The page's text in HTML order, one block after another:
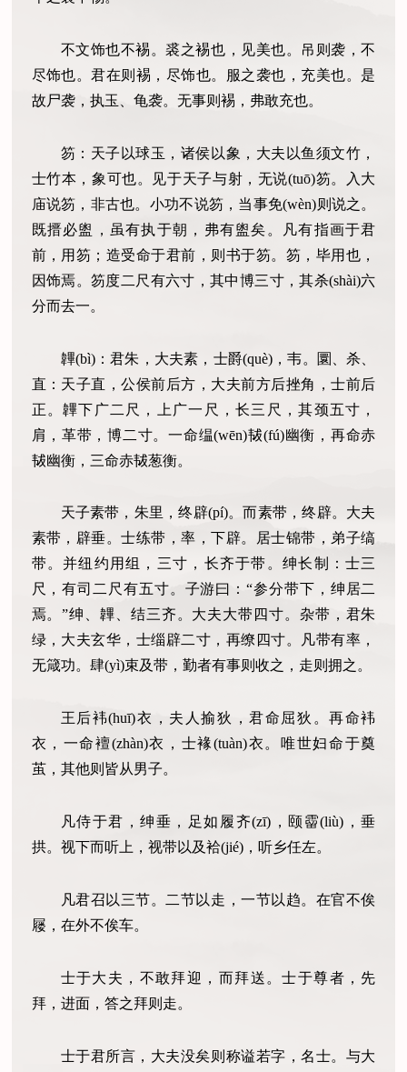
不文饰也不裼。裘之裼也，见美也。吊则袭，不
尽饰也。君在则裼，尽饰也。服之袭也，充美也。是
故尸袭，执玉、龟袭。无事则裼，弗敢充也。
笏：天子以球玉，诸侯以象，大夫以鱼须文竹，
士竹本，象可也。见于天子与射，无说(tuō)笏。入大
庙说笏，非古也。小功不说笏，当事免(wèn)则说之。
既搢必盥，虽有执于朝，弗有盥矣。凡有指画于君
前，用笏；造受命于君前，则书于笏。笏，毕用也，
因饰焉。笏度二尺有六寸，其中博三寸，其杀(shài)六
分而去一。
韠(bì)：君朱，大夫素，士爵(què)，韦。圜、杀、
直：天子直，公侯前后方，大夫前方后挫角，士前后
正。韠下广二尺，上广一尺，长三尺，其颈五寸，
肩，革带，博二寸。一命缊(wēn)韨(fú)幽衡，再命赤
韨幽衡，三命赤韨葱衡。
天子素带，朱里，终辟(pí)。而素带，终辟。大夫
素带，辟垂。士练带，率，下辟。居士锦带，弟子缟
带。并纽约用组，三寸，长齐于带。绅长制：士三
尺，有司二尺有五寸。子游曰：“参分带下，绅居二
焉。”绅、韠、结三齐。大夫大带四寸。杂带，君朱
绿，大夫玄华，士缁辟二寸，再缭四寸。凡带有率，
无箴功。肆(yì)束及带，勤者有事则收之，走则拥之。
王后袆(huī)衣，夫人揄狄，君命屈狄。再命袆
衣，一命襢(zhàn)衣，士褖(tuàn)衣。唯世妇命于奠
茧，其他则皆从男子。
凡侍于君，绅垂，足如履齐(zī)，颐霤(liù)，垂
拱。视下而听上，视带以及袷(jié)，听乡任左。
凡君召以三节。二节以走，一节以趋。在官不俟
屦，在外不俟车。
士于大夫，不敢拜迎，而拜送。士于尊者，先
拜，进面，答之拜则走。
士于君所言，大夫没矣则称谥若字，名士。与大